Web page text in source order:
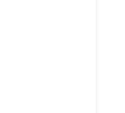
Policy